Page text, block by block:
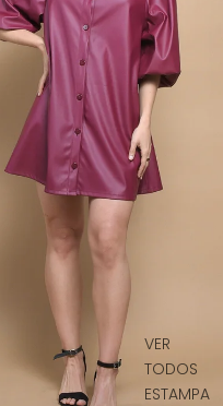
VER
TODOS
ESTAMPA